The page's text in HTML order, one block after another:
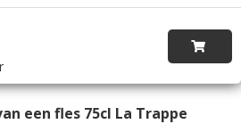
een fles 75cl La Trappe